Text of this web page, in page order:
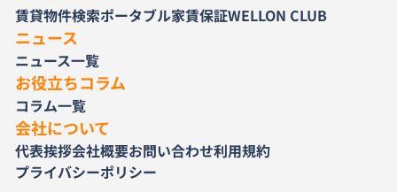
賃貸物件検索ポータブル家賃保証WELLON CLUB
ニュース
ニュース一覧
お役立ちコラム
コラム一覧
会社について
代表挨拶会社概要お問い合わせ利用規約
プライバシーポリシー